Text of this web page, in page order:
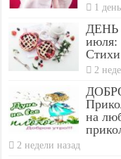
1
июля:
2
на
2 недели назад